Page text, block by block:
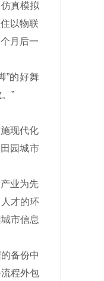
真模拟
以物联
月后一
”的好舞
”
现代化
园城市
业为先
才的环
市信息
备份中
程外包